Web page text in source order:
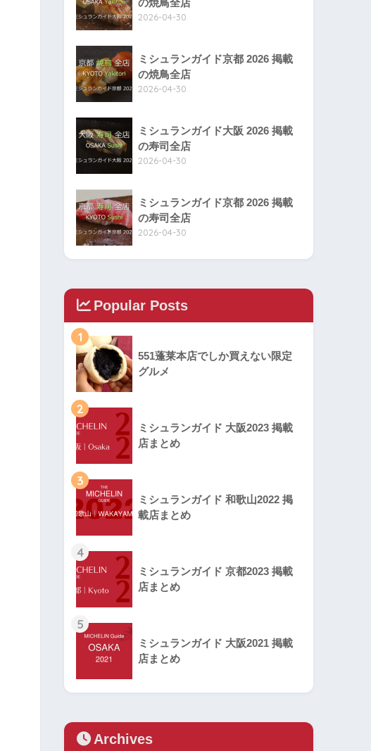
の焼鳥全店
2026-04-30
ミシュランガイド京都 2026 掲載
の焼鳥全店
2026-04-30
ミシュランガイド大阪 2026 掲載
の寿司全店
2026-04-30
ミシュランガイド京都 2026 掲載
の寿司全店
2026-04-30
Popular Posts
1
551蓬莱本店でしか買えない限定
グルメ
2
ミシュランガイド 大阪2023 掲載
店まとめ
3
ミシュランガイド 和歌山2022 掲
載店まとめ
4
ミシュランガイド 京都2023 掲載
店まとめ
5
ミシュランガイド 大阪2021 掲載
店まとめ
Archives